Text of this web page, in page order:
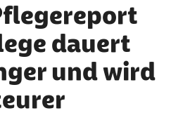
dauert
und wird